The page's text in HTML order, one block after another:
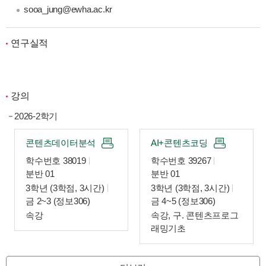
sooa_jung@ewha.ac.kr
연구실적
강의
2026-2학기
콘텐츠데이터분석
학수번호 38019
분반 01
3학년 (3학점, 3시간)
금 2~3 (정보306)
속강
AI+콘텐츠코딩
학수번호 39267
분반 01
3학년 (3학점, 3시간)
금 4~5 (정보306)
속강, 구. 콘텐츠프로그
래밍기초